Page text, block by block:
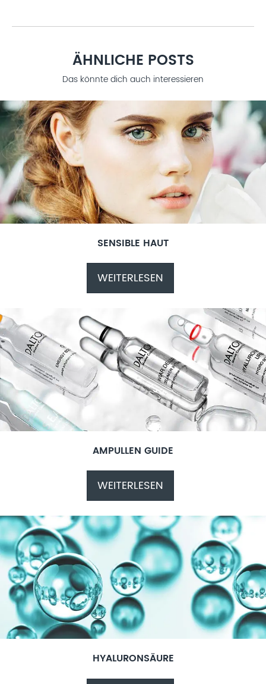
ÄHNLICHE POSTS
Das könnte dich auch interessieren
SENSIBLE HAUT
WEITERLESEN
AMPULLEN GUIDE
WEITERLESEN
HYALURONSÄURE